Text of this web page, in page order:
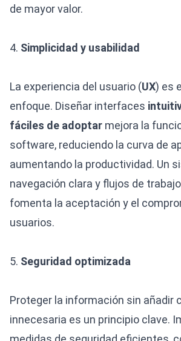
de mayor valor.
4. Simplicidad y usabilidad
La experiencia del usuario (UX) es
enfoque. Diseñar interfaces
fáciles de adoptar mejora la
software, reduciendo la curva de
aumentando la productividad. Un
navegación clara y flujos de
fomenta la aceptación y el
usuarios.
5. Seguridad optimizada
Proteger la información sin añadir
innecesaria es un principio clave.